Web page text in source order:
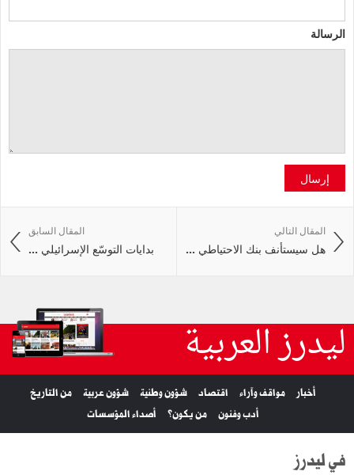
الرسالة
إرسال
المقال السابق
بدايات التوسّع الإسرائيلي ...
المقال التالي
هل سيستأنف بنك الاحتياطي ...
ليدرز العربية
أخبار مواقف وآراء اقتصاد شؤون وطنية شؤون عربية
من التاريخ
أدب وفنون
من يكون؟ أصداء المؤسسات
في ليدرز